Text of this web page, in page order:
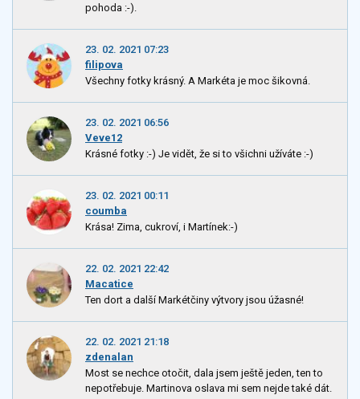
pohoda :-).
23. 02. 2021 07:23
filipova
Všechny fotky krásný. A Markéta je moc šikovná.
23. 02. 2021 06:56
Veve12
Krásné fotky :-) Je vidět, že si to všichni užíváte :-)
23. 02. 2021 00:11
coumba
Krása! Zima, cukroví, i Martínek:-)
22. 02. 2021 22:42
Macatice
Ten dort a další Markétčiny výtvory jsou úžasné!
22. 02. 2021 21:18
zdenalan
Most se nechce otočit, dala jsem ještě jeden, ten to
nepotřebuje. Martinova oslava mi sem nejde také dát.